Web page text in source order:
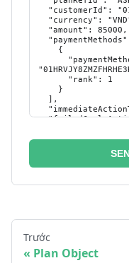
Trước
Plan Object